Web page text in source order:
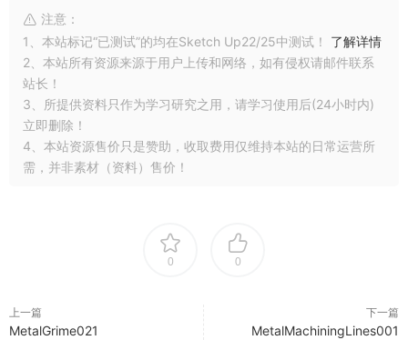
注意：
1、本站标记“已测试”的均在Sketch Up22/25中测试！ 了解详情
2、本站所有资源来源于用户上传和网络，如有侵权请邮件联系
站长！
3、所提供资料只作为学习研究之用，请学习使用后(24小时内)
立即删除！
4、本站资源售价只是赞助，收取费用仅维持本站的日常运营所
需，并非素材（资料）售价！
0 0
上一篇
MetalGrime021
下一篇
MetalMachiningLines001